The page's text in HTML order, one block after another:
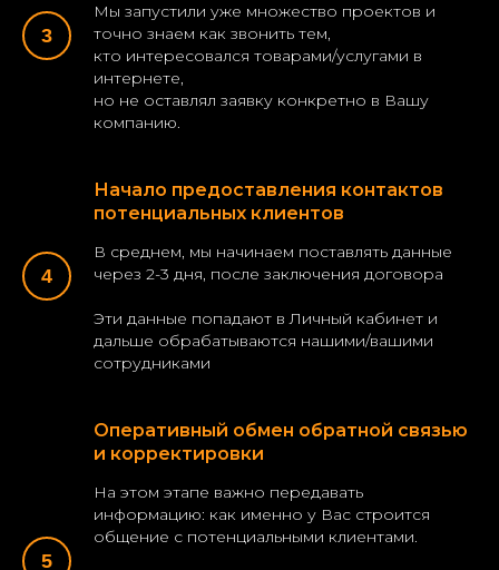
Мы запустили уже множество проектов и
точно знаем как звонить тем,
кто интересовался товарами/услугами в
интернете,
но не оставлял заявку конкретно в Вашу
компанию.
Начало предоставления контактов
потенциальных клиентов
В среднем, мы начинаем поставлять данные
через 2-3 дня, после заключения договора
Эти данные попадают в Личный кабинет и
дальше обрабатываются нашими/вашими
сотрудниками
Оперативный обмен обратной связью
и корректировки
На этом этапе важно передавать
информацию: как именно у Вас строится
общение с потенциальными клиентами.